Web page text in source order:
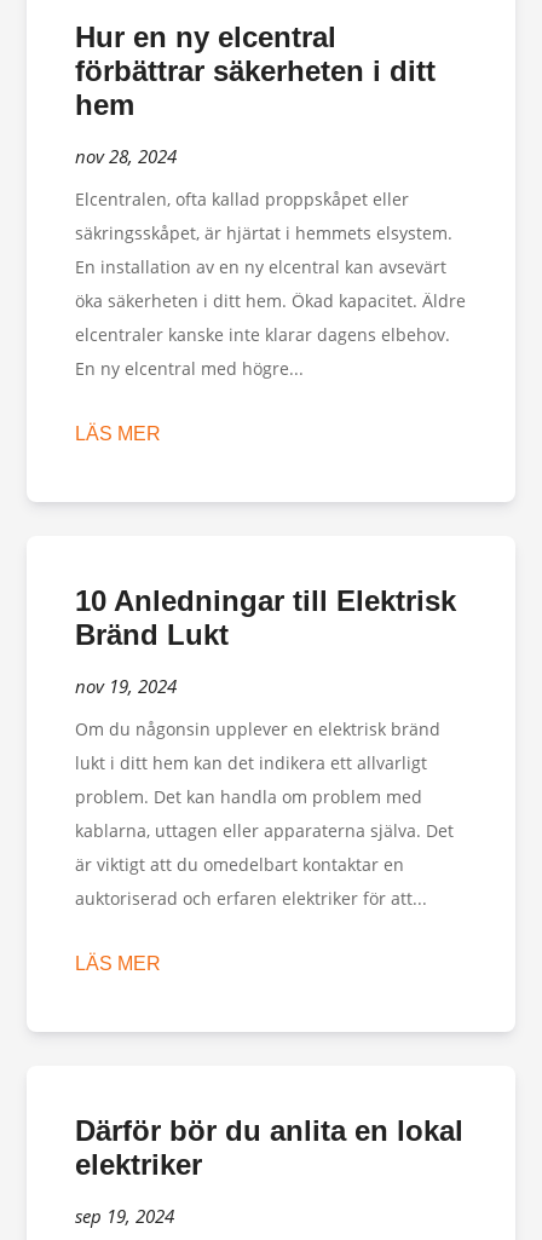
Hur en ny elcentral
förbättrar säkerheten i ditt
hem
nov 28, 2024
Elcentralen, ofta kallad proppskåpet eller
säkringsskåpet, är hjärtat i hemmets elsystem.
En installation av en ny elcentral kan avsevärt
öka säkerheten i ditt hem. Ökad kapacitet. Äldre
elcentraler kanske inte klarar dagens elbehov.
En ny elcentral med högre...
LÄS MER
10 Anledningar till Elektrisk
Bränd Lukt
nov 19, 2024
Om du någonsin upplever en elektrisk bränd
lukt i ditt hem kan det indikera ett allvarligt
problem. Det kan handla om problem med
kablarna, uttagen eller apparaterna själva. Det
är viktigt att du omedelbart kontaktar en
auktoriserad och erfaren elektriker för att...
LÄS MER
Därför bör du anlita en lokal
elektriker
sep 19, 2024